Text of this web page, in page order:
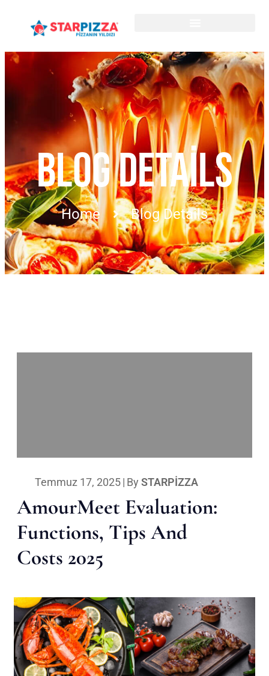
BLOG DETAILS
Home Blog Details
Temmuz 17, 2025| By STARPIZZA
AmourMeet Evaluation:
Functions, Tips And
Costs 2025